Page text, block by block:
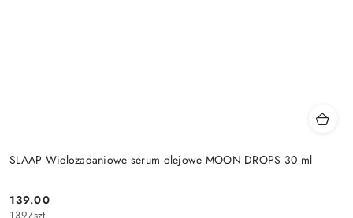
SLAAP Wielozadaniowe serum olejowe MOON DROPS 30 ml
Cena:
139.00